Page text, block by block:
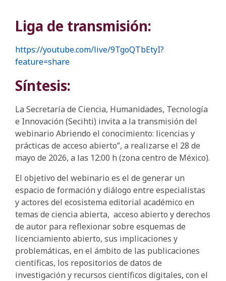
Liga de transmisión:
https://youtube.com/live/9TgoQTbEtyI?
feature=share
Síntesis:
La Secretaría de Ciencia, Humanidades, Tecnología
e Innovación (Secihti) invita a la transmisión del
webinario Abriendo el conocimiento: licencias y
prácticas de acceso abierto”, a realizarse el 28 de
mayo de 2026, a las 12:00 h (zona centro de México).
El objetivo del webinario es el de generar un
espacio de formación y diálogo entre especialistas
y actores del ecosistema editorial académico en
temas de ciencia abierta, acceso abierto y derechos
de autor para reflexionar sobre esquemas de
licenciamiento abierto, sus implicaciones y
problemáticas, en el ámbito de las publicaciones
científicas, los repositorios de datos de
investigación y recursos científicos digitales, con el